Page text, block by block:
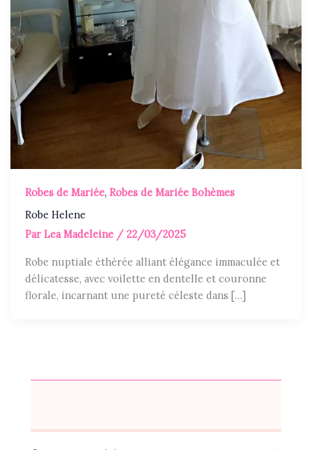
Robes de Mariée,Robes de Mariée Bohèmes
Robe Helene
ParLea Madeleine / 22/03/2025
Robe nuptiale éthérée alliant élégance immaculée et
délicatesse, avec voilette en dentelle et couronne
florale, incarnant une pureté céleste dans […]